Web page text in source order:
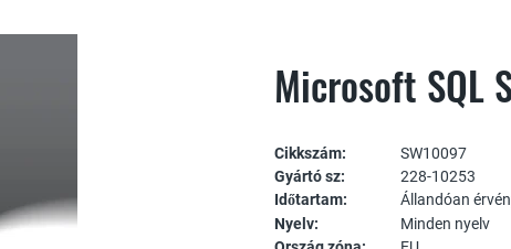
Microsoft SQL
Cikkszám:
SW10097
Gyártó sz:
228-10253
Időtartam:
Állandóan
Nyelv:
Minden nyelv